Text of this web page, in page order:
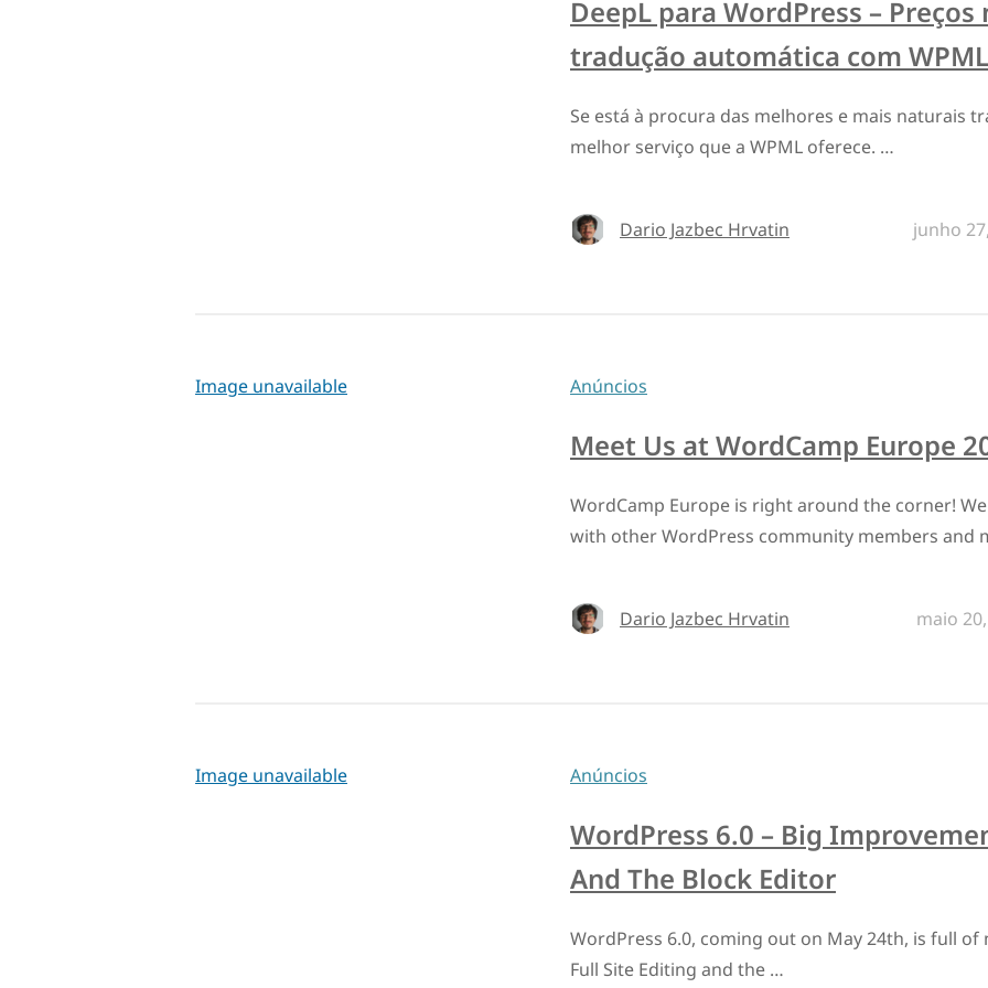
DeepL para WordPress –
tradução automática com WPML
Se está à procura das melhores e mais naturais
melhor serviço que a WPML oferece. …
Dario Jazbec Hrvatin junho
Image unavailable Anúncios
Meet Us at WordCamp Europe
WordCamp Europe is right around the corner!
with other WordPress community members and
Dario Jazbec Hrvatin maio
Image unavailable Anúncios
WordPress 6.0 – Big
And The Block Editor
WordPress 6.0, coming out on May 24th, is full
Full Site Editing and the …